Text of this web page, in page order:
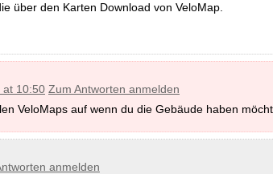
über den Karten Download von VeloMap.
at 10:50 Zum Antworten anmelden
VeloMaps auf wenn du die Gebäude haben
anmelden